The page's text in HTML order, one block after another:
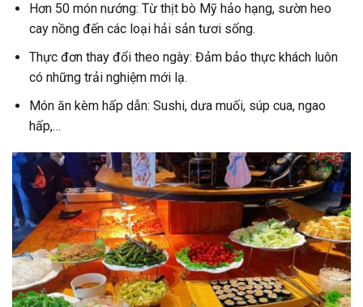
Hơn 50 món nướng: Từ thịt bò Mỹ hảo hạng, sườn heo
cay nồng đến các loại hải sản tươi sống.
Thực đơn thay đổi theo ngày: Đảm bảo thực khách luôn
có những trải nghiệm mới lạ.
Món ăn kèm hấp dẫn: Sushi, dưa muối, súp cua, ngao
hấp,…